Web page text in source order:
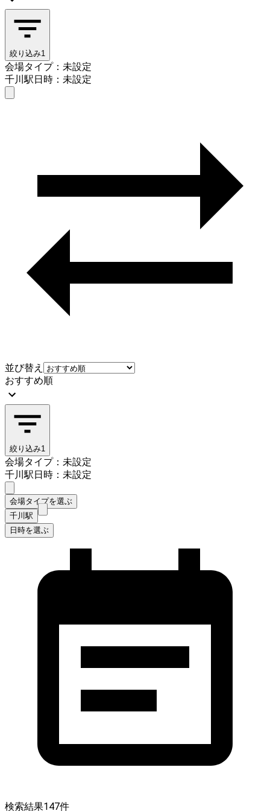
絞り込み1
会場タイプ：未設定
千川駅日時：未設定
並び替え
おすすめ順
絞り込み1
会場タイプ：未設定
千川駅日時：未設定
会場タイプを選ぶ
千川駅
日時を選ぶ
検索結果147件